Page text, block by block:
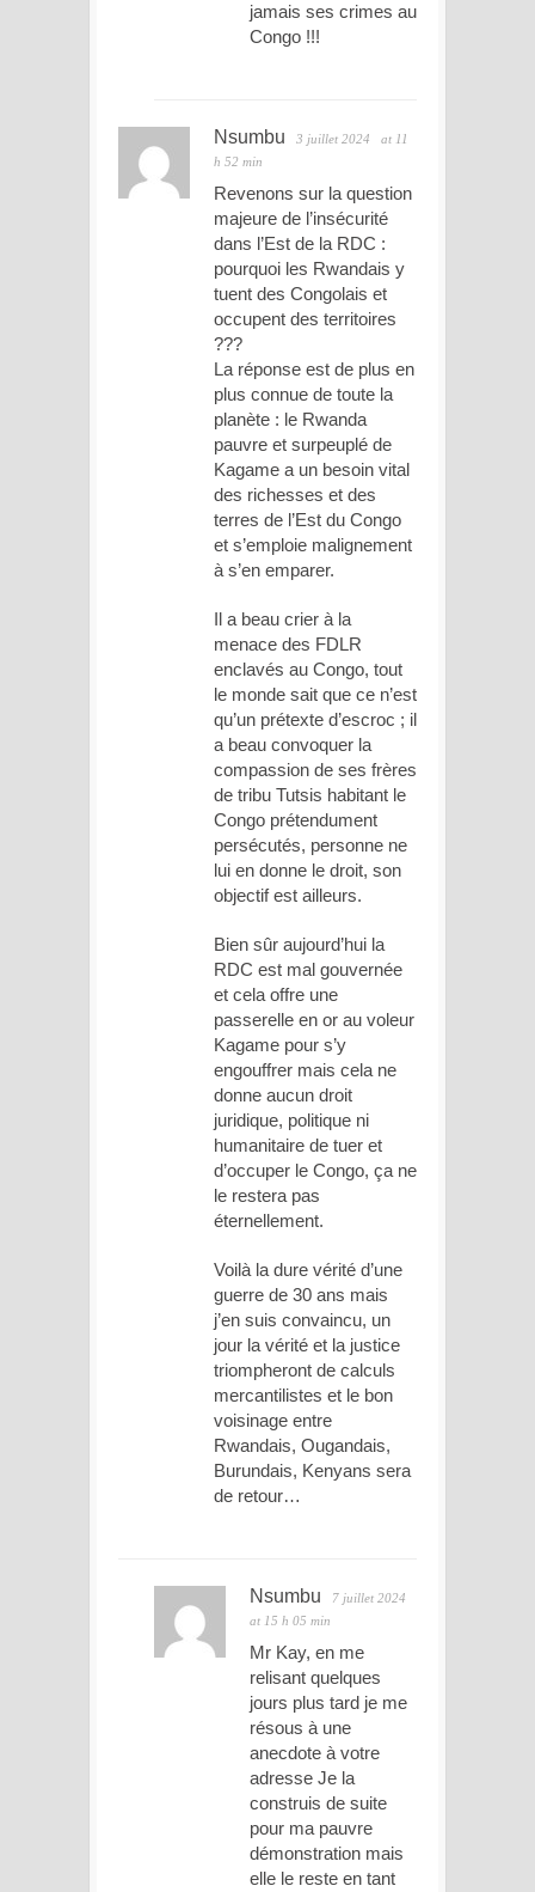
jamais ses crimes au
Congo !!!
Nsumbu 3 juillet 2024
at 11
h 52 min
Revenons sur la question
majeure de l’insécurité
dans l’Est de la RDC :
pourquoi les Rwandais y
tuent des Congolais et
occupent des territoires
???
La réponse est de plus en
plus connue de toute la
planète : le Rwanda
pauvre et surpeuplé de
Kagame a un besoin vital
des richesses et des
terres de l’Est du Congo
et s’emploie malignement
à s’en emparer.
Il a beau crier à la
menace des FDLR
enclavés au Congo, tout
le monde sait que ce n’est
qu’un prétexte d’escroc ; il
a beau convoquer la
compassion de ses frères
de tribu Tutsis habitant le
Congo prétendument
persécutés, personne ne
lui en donne le droit, son
objectif est ailleurs.
Bien sûr aujourd’hui la
RDC est mal gouvernée
et cela offre une
passerelle en or au voleur
Kagame pour s’y
engouffrer mais cela ne
donne aucun droit
juridique, politique ni
humanitaire de tuer et
d’occuper le Congo, ça ne
le restera pas
éternellement.
Voilà la dure vérité d’une
guerre de 30 ans mais
j’en suis convaincu, un
jour la vérité et la justice
triompheront de calculs
mercantilistes et le bon
voisinage entre
Rwandais, Ougandais,
Burundais, Kenyans sera
de retour…
Nsumbu
7 juillet 2024
at 15 h 05 min
Mr Kay, en me
relisant quelques
jours plus tard je me
résous à une
anecdote à votre
adresse Je la
construis de suite
pour ma pauvre
démonstration mais
elle le reste en tant